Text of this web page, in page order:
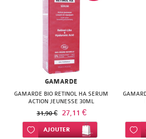
GAMARDE
GAMARDE BIO RETINOL HA SERUM
ACTION JEUNESSE 30ML
31,90 € 27,11 €
Ajouter à ma liste d’envie
AJOUTER